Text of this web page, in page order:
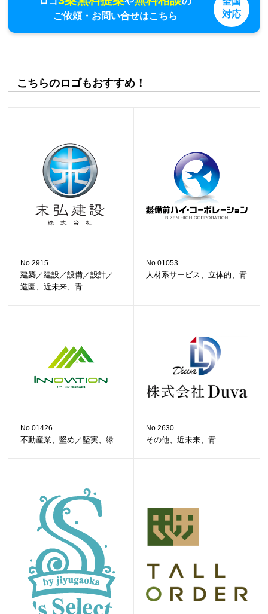
ご依頼・お問い合せはこちら
対応
こちらのロゴもおすすめ！
No.2915
建築／建設／設備／設計／
造園、近未来、青
No.01053
人材系サービス、立体的、青
No.01426
不動産業、堅め／堅実、緑
No.2630
その他、近未来、青